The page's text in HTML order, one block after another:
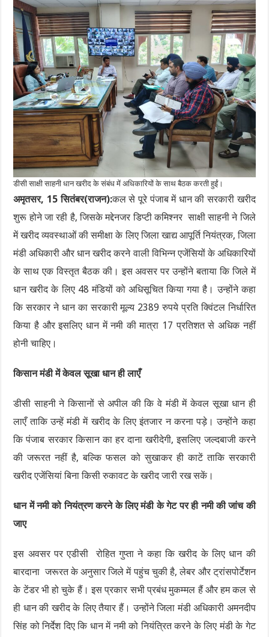
डीसी साक्षी साहनी धान खरीद के संबंध में अधिकारियों के साथ बैठक करती हुईं।
अमृतसर, 15 सितंबर(राजन):कल से पूरे पंजाब में धान की सरकारी खरीद
शुरू होने जा रही है, जिसके मद्देनजर डिप्टी कमिश्नर साक्षी साहनी ने जिले
में खरीद व्यवस्थाओं की समीक्षा के लिए जिला खाद्य आपूर्ति नियंत्रक, जिला
मंडी अधिकारी और धान खरीद करने वाली विभिन्न एजेंसियों के अधिकारियों
के साथ एक विस्तृत बैठक की। इस अवसर पर उन्होंने बताया कि जिले में
धान खरीद के लिए 48 मंडियों को अधिसूचित किया गया है। उन्होंने कहा
कि सरकार ने धान का सरकारी मूल्य 2389 रुपये प्रति क्विंटल निर्धारित
किया है और इसलिए धान में नमी की मात्रा 17 प्रतिशत से अधिक नहीं
होनी चाहिए।
किसान मंडी में केवल सूखा धान ही लाएँ
डीसी साहनी ने किसानों से अपील की कि वे मंडी में केवल सूखा धान ही
लाएँ ताकि उन्हें मंडी में खरीद के लिए इंतजार न करना पड़े। उन्होंने कहा
कि पंजाब सरकार किसान का हर दाना खरीदेगी, इसलिए जल्दबाजी करने
की जरूरत नहीं है, बल्कि फसल को सुखाकर ही काटें ताकि सरकारी
खरीद एजेंसियां ​​बिना किसी रुकावट के खरीद जारी रख सकें।
धान में नमी को नियंत्रण करने के लिए मंडी के गेट पर ही नमी की जांच की
जाए
इस अवसर पर एडीसी रोहित गुप्ता ने कहा कि खरीद के लिए धान की
बारदाना जरूरत के अनुसार जिले में पहुंच चुकी है, लेबर और ट्रांसपोर्टेशन
के टेंडर भी हो चुके हैं। इस प्रकार सभी प्रबंध मुकम्मल हैं और हम कल से
ही धान की खरीद के लिए तैयार हैं। उन्होंने जिला मंडी अधिकारी अमनदीप
सिंह को निर्देश दिए कि धान में नमी को नियंत्रित करने के लिए मंडी के गेट